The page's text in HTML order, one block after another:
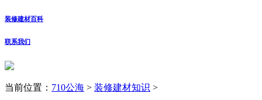
装修建材百科
联系我们
当前位置： 710公海 > 装修建材知识 >